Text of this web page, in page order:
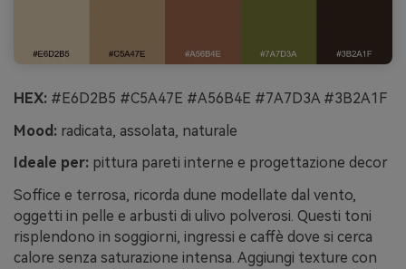
HEX: #E6D2B5 #C5A47E #A56B4E #7A7D3A #3B2A1F
Mood: radicata, assolata, naturale
Ideale per: pittura pareti interne e progettazione decor
Soffice e terrosa, ricorda dune modellate dal vento,
oggetti in pelle e arbusti di ulivo polverosi. Questi toni
risplendono in soggiorni, ingressi e caffè dove si cerca
calore senza saturazione intensa. Aggiungi texture con